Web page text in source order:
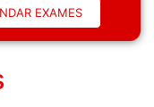
EXAMES